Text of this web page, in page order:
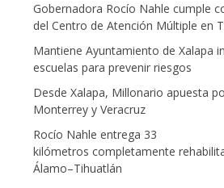
Gobernadora Rocío Nahle cumple
del Centro de Atención Múltiple en
Mantiene Ayuntamiento de Xalapa
escuelas para prevenir riesgos
Desde Xalapa, Millonario apuesta
Monterrey y Veracruz
Rocío Nahle entrega 33
kilómetros completamente
Álamo–Tihuatlán